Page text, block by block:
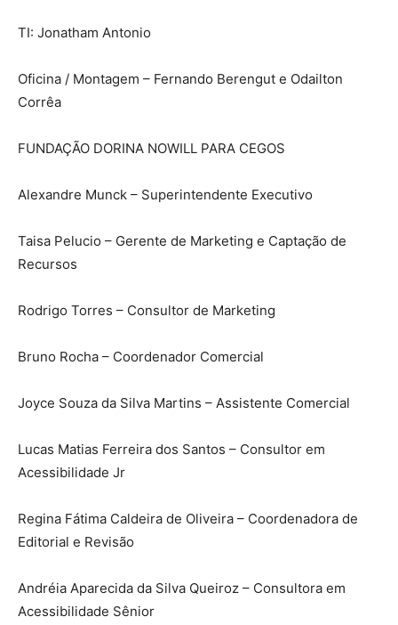
TI: Jonatham Antonio
Oficina / Montagem – Fernando Berengut e Odailton
Corrêa
FUNDAÇÃO DORINA NOWILL PARA CEGOS
Alexandre Munck – Superintendente Executivo
Taisa Pelucio – Gerente de Marketing e Captação de
Recursos
Rodrigo Torres – Consultor de Marketing
Bruno Rocha – Coordenador Comercial
Joyce Souza da Silva Martins – Assistente Comercial
Lucas Matias Ferreira dos Santos – Consultor em
Acessibilidade Jr
Regina Fátima Caldeira de Oliveira – Coordenadora de
Editorial e Revisão
Andréia Aparecida da Silva Queiroz – Consultora em
Acessibilidade Sênior